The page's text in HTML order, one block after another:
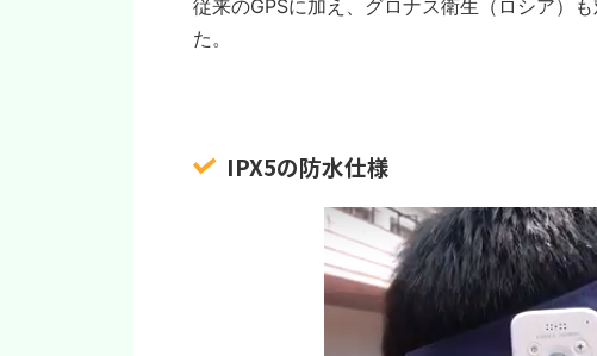
従来のGPSに加え、グロナス衛生（ロシア）
た。
IPX5の防水仕様